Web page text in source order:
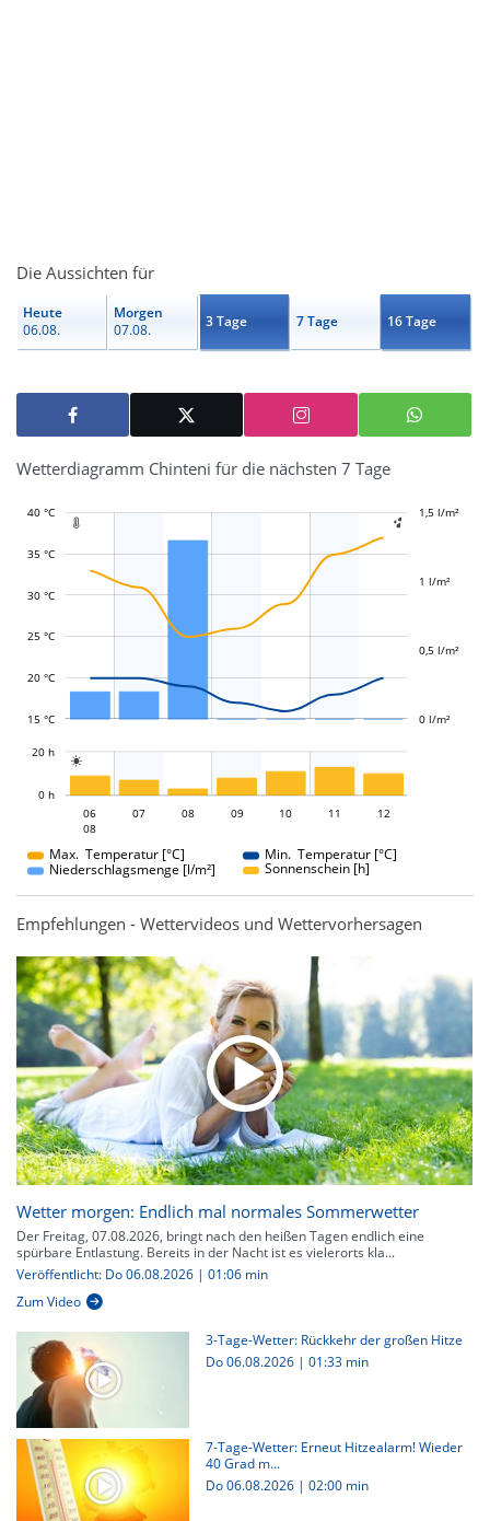
Die Aussichten für
Heute
06.08.
Morgen
07.08.
3 Tage 7 Tage 16 Tage
Wetterdiagramm Chinteni für die nächsten 7 Tage
 
15 °C
20 °C
25 °C
30 °C
35 °C
40 °C -0,4 l/m²
-0,2 l/m²
0 l/m²
0,2 l/m²
2 l/m²
1,5 l/m²
1 l/m²
0,5 l/m²
-0,5 l/m²
-1 l/m²

0 h
20 h
06
06
08
07 08 09 10 11 12
Max. Temperatur [°C]
Min. Temperatur [°C]
Niederschlagsmenge [l/m²]
Sonnenschein [h]
Empfehlungen - Wettervideos und Wettervorhersagen
Wetter morgen: Endlich mal normales Sommerwetter
Der Freitag, 07.08.2026, bringt nach den heißen Tagen endlich eine
spürbare Entlastung. Bereits in der Nacht ist es vielerorts kla...
Veröffentlicht: Do 06.08.2026 | 01:06 min
Zum Video
3-Tage-Wetter: Rückkehr der großen Hitze
Do 06.08.2026 | 01:33 min
7-Tage-Wetter: Erneut Hitzealarm! Wieder
40 Grad m...
Do 06.08.2026 | 02:00 min